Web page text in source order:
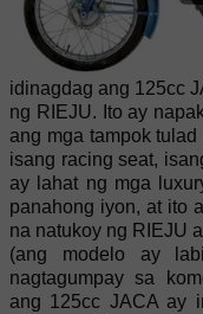
idinagdag ang 125cc
ng RIEJU. Ito ay
ang mga tampok
isang racing seat,
ay lahat ng mga
panahong iyon, at ito
na natukoy ng RIEJU
(ang modelo ay
nagtagumpay sa
ang 125cc JACA ay